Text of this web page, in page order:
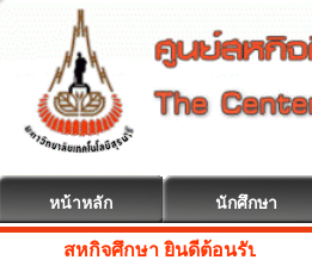
หน้าหลัก นักศึกษา
สหกิจศึกษา ยินดีต้อนรับ